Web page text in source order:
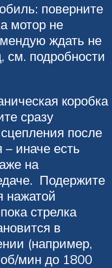
поверните
мотор не
ждать не
см. подробности
коробка
сразу
после
– иначе есть
на
Подержите
нажатой
стрелка
в
(например,
мин до 1800